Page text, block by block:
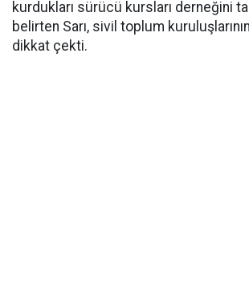
kurdukları sürücü kursları derneğini
belirten Sarı, sivil toplum
dikkat çekti.